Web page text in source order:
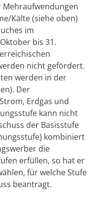
Mehraufwendungen
Kälte (siehe oben)
im
bis 31.
nicht gefördert.
werden in der
Der
Erdgas und
kann nicht
der Basisstufe
kombiniert
die
erfüllen, so hat er
für welche Stufe
beantragt.